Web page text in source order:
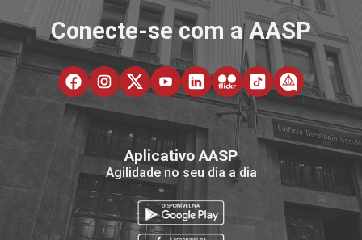
Conecte-se com a AASP
Aplicativo AASP
Agilidade no seu dia a dia